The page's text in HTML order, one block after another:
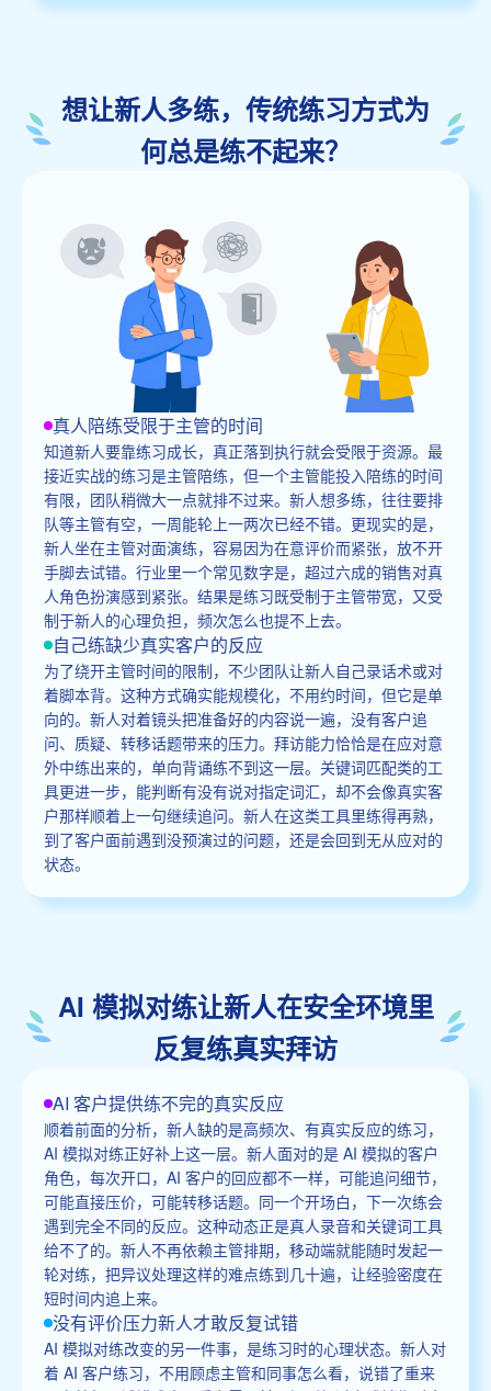
想让新人多练，传统练习方式为
何总是练不起来？
真人陪练受限于主管的时间
知道新人要靠练习成长，真正落到执行就会受限于资源。最
接近实战的练习是主管陪练，但一个主管能投入陪练的时间
有限，团队稍微大一点就排不过来。新人想多练，往往要排
队等主管有空，一周能轮上一两次已经不错。更现实的是，
新人坐在主管对面演练，容易因为在意评价而紧张，放不开
手脚去试错。行业里一个常见数字是，超过六成的销售对真
人角色扮演感到紧张。结果是练习既受制于主管带宽，又受
制于新人的心理负担，频次怎么也提不上去。
自己练缺少真实客户的反应
为了绕开主管时间的限制，不少团队让新人自己录话术或对
着脚本背。这种方式确实能规模化，不用约时间，但它是单
向的。新人对着镜头把准备好的内容说一遍，没有客户追
问、质疑、转移话题带来的压力。拜访能力恰恰是在应对意
外中练出来的，单向背诵练不到这一层。关键词匹配类的工
具更进一步，能判断有没有说对指定词汇，却不会像真实客
户那样顺着上一句继续追问。新人在这类工具里练得再熟，
到了客户面前遇到没预演过的问题，还是会回到无从应对的
状态。
AI 模拟对练让新人在安全环境里
反复练真实拜访
AI 客户提供练不完的真实反应
顺着前面的分析，新人缺的是高频次、有真实反应的练习，
AI 模拟对练正好补上这一层。新人面对的是 AI 模拟的客户
角色，每次开口，AI 客户的回应都不一样，可能追问细节，
可能直接压价，可能转移话题。同一个开场白，下一次练会
遇到完全不同的反应。这种动态正是真人录音和关键词工具
给不了的。新人不再依赖主管排期，移动端就能随时发起一
轮对练，把异议处理这样的难点练到几十遍，让经验密度在
短时间内追上来。
没有评价压力新人才敢反复试错
AI 模拟对练改变的另一件事，是练习时的心理状态。新人对
着 AI 客户练习，不用顾虑主管和同事怎么看，说错了重来